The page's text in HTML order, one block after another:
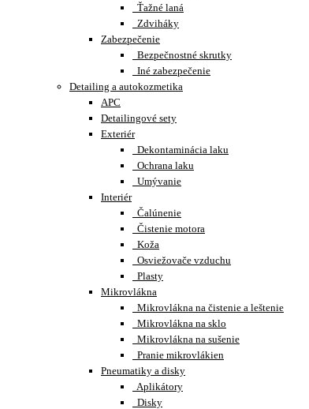
Ťažné laná
Zdviháky
Zabezpečenie
Bezpečnostné skrutky
Iné zabezpečenie
Detailing a autokozmetika
APC
Detailingové sety
Exteriér
Dekontaminácia laku
Ochrana laku
Umývanie
Interiér
Čalúnenie
Čistenie motora
Koža
Osviežovače vzduchu
Plasty
Mikrovlákna
Mikrovlákna na čistenie a leštenie
Mikrovlákna na sklo
Mikrovlákna na sušenie
Pranie mikrovlákien
Pneumatiky a disky
Aplikátory
Disky